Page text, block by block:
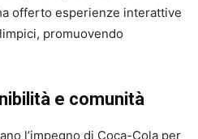
offerto esperienze interattive
promuovendo
e comunità
l’impegno di Coca-Cola per